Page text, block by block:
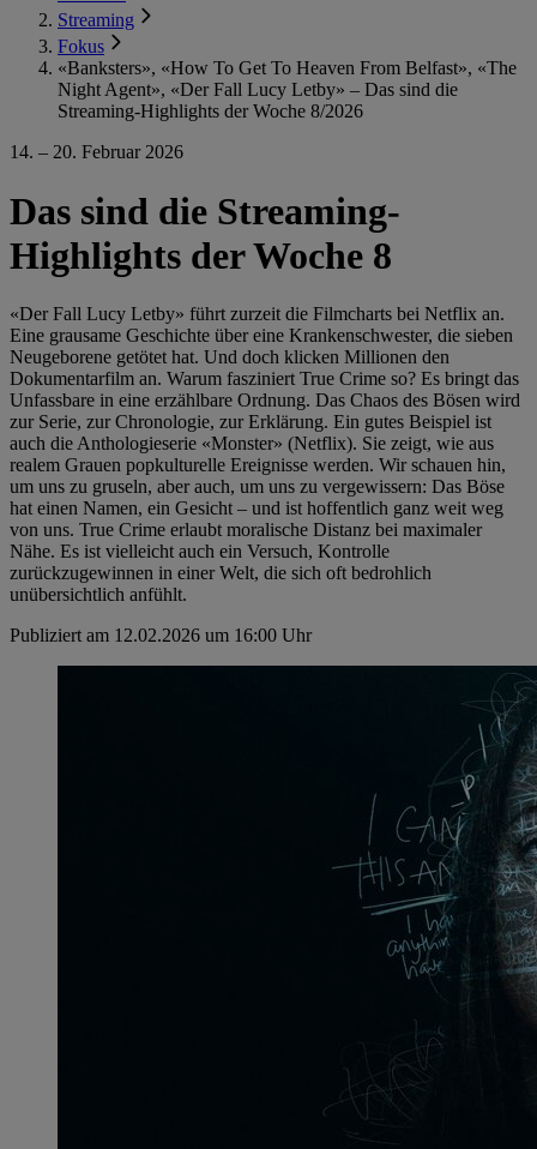
Streaming
Fokus
«Banksters», «How To Get To Heaven From Belfast», «The
Night Agent», «Der Fall Lucy Letby» – Das sind die
Streaming-Highlights der Woche 8/2026
14. – 20. Februar 2026
Das sind die Streaming-
Highlights der Woche 8
«Der Fall Lucy Letby» führt zurzeit die Filmcharts bei Netflix an.
Eine grausame Geschichte über eine Krankenschwester, die sieben
Neugeborene getötet hat. Und doch klicken Millionen den
Dokumentarfilm an. Warum fasziniert True Crime so? Es bringt das
Unfassbare in eine erzählbare Ordnung. Das Chaos des Bösen wird
zur Serie, zur Chronologie, zur Erklärung. Ein gutes Beispiel ist
auch die Anthologieserie «Monster» (Netflix). Sie zeigt, wie aus
realem Grauen popkulturelle Ereignisse werden. Wir schauen hin,
um uns zu gruseln, aber auch, um uns zu vergewissern: Das Böse
hat einen Namen, ein Gesicht – und ist hoffentlich ganz weit weg
von uns. True Crime erlaubt moralische Distanz bei maximaler
Nähe. Es ist vielleicht auch ein Versuch, Kontrolle
zurückzugewinnen in einer Welt, die sich oft bedrohlich
unübersichtlich anfühlt.
Publiziert am 12.02.2026 um 16:00 Uhr